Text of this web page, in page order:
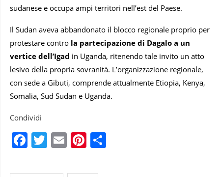
sudanese e occupa ampi territori nell’est del Paese.
Il Sudan aveva abbandonato il blocco regionale proprio per
protestare contro la partecipazione di Dagalo a un
vertice dell’Igad in Uganda, ritenendo tale invito un atto
lesivo della propria sovranità. L’organizzazione regionale,
con sede a Gibuti, comprende attualmente Etiopia, Kenya,
Somalia, Sud Sudan e Uganda.
Condividi
Facebook
Twitter
EmailPinterest